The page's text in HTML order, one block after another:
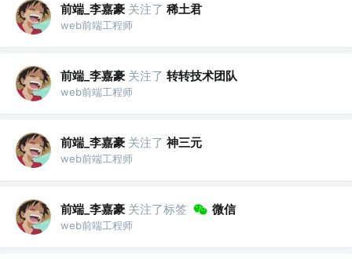
前端_李嘉豪 关注了 稀土君
web前端工程师
前端_李嘉豪 关注了 转转技术团队
web前端工程师
前端_李嘉豪 关注了 神三元
web前端工程师
前端_李嘉豪 关注了标签 微信
web前端工程师